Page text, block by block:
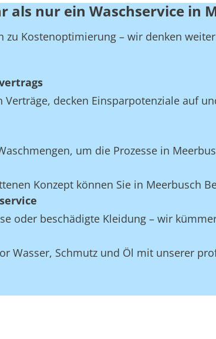
als nur ein Waschservice in
zu Kostenoptimierung – wir denken
decken Einsparpotenziale auf
um die Prozesse in
Konzept können Sie in Meerbusch
oder beschädigte Kleidung – wir
Wasser, Schmutz und Öl mit unserer